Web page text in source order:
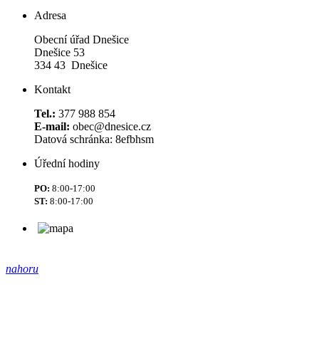
Adresa
Obecní úřad Dnešice
Dnešice 53
334 43 Dnešice
Kontakt
Tel.: 377 988 854
E-mail: obec@dnesice.cz
Datová schránka: 8efbhsm
Úřední hodiny
PO: 8:00-17:00
ST: 8:00-17:00
nahoru